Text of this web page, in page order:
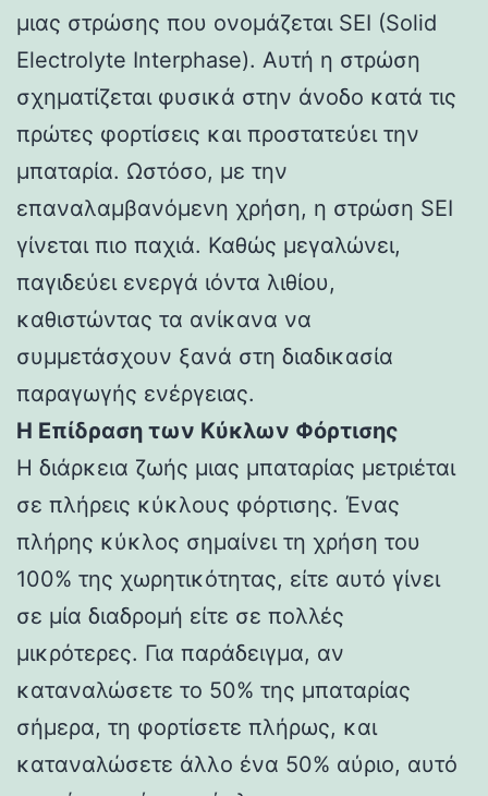
μιας στρώσης που ονομάζεται SEI (Solid
Electrolyte Interphase). Αυτή η στρώση
σχηματίζεται φυσικά στην άνοδο κατά τις
πρώτες φορτίσεις και προστατεύει την
μπαταρία. Ωστόσο, με την
επαναλαμβανόμενη χρήση, η στρώση SEI
γίνεται πιο παχιά. Καθώς μεγαλώνει,
παγιδεύει ενεργά ιόντα λιθίου,
καθιστώντας τα ανίκανα να
συμμετάσχουν ξανά στη διαδικασία
παραγωγής ενέργειας.
Η Επίδραση των Κύκλων Φόρτισης
Η διάρκεια ζωής μιας μπαταρίας μετριέται
σε πλήρεις κύκλους φόρτισης. Ένας
πλήρης κύκλος σημαίνει τη χρήση του
100% της χωρητικότητας, είτε αυτό γίνει
σε μία διαδρομή είτε σε πολλές
μικρότερες. Για παράδειγμα, αν
καταναλώσετε το 50% της μπαταρίας
σήμερα, τη φορτίσετε πλήρως, και
καταναλώσετε άλλο ένα 50% αύριο, αυτό